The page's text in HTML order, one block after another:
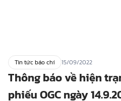
Tin tức báo chí 15/09/2022
Thông báo về hiện
phiếu OGC ngày